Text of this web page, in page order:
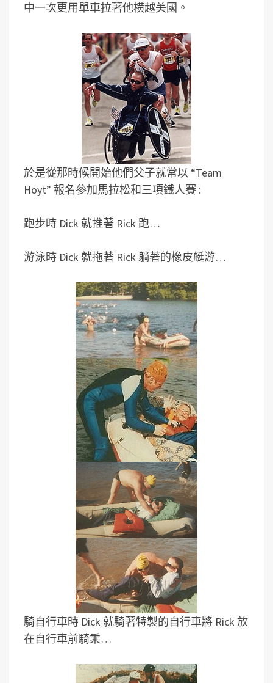
中一次更用單車拉著他橫越美國。
於是從那時候開始他們父子就常以 “Team
Hoyt” 報名參加馬拉松和三項鐵人賽 :
跑步時 Dick 就推著 Rick 跑…
游泳時 Dick 就拖著 Rick 躺著的橡皮艇游…
騎自行車時 Dick 就騎著特製的自行車將 Rick 放
在自行車前騎乘…